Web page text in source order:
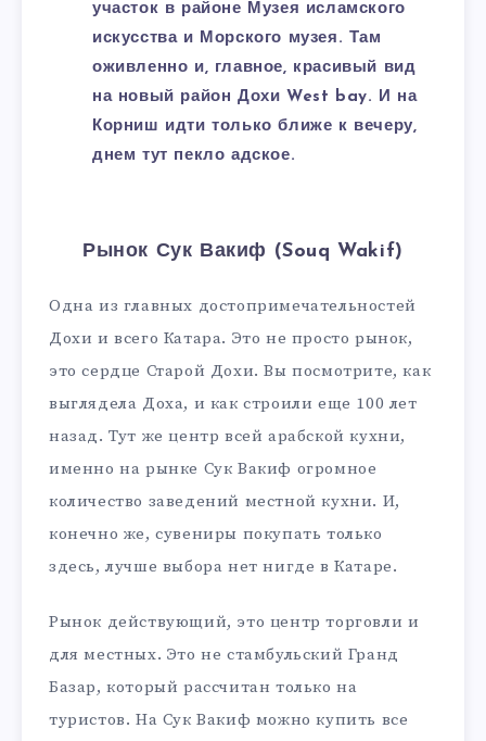
участок в районе Музея исламского
искусства и Морского музея. Там
оживленно и, главное, красивый вид
на новый район Дохи West bay. И на
Корниш идти только ближе к вечеру,
днем тут пекло адское.
Рынок Сук Вакиф (Souq Wakif)
Одна из главных достопримечательностей
Дохи и всего Катара. Это не просто рынок,
это сердце Старой Дохи. Вы посмотрите, как
выглядела Доха, и как строили еще 100 лет
назад. Тут же центр всей арабской кухни,
именно на рынке Сук Вакиф огромное
количество заведений местной кухни. И,
конечно же, сувениры покупать только
здесь, лучше выбора нет нигде в Катаре.
Рынок действующий, это центр торговли и
для местных. Это не стамбульский Гранд
Базар, который рассчитан только на
туристов. На Сук Вакиф можно купить все